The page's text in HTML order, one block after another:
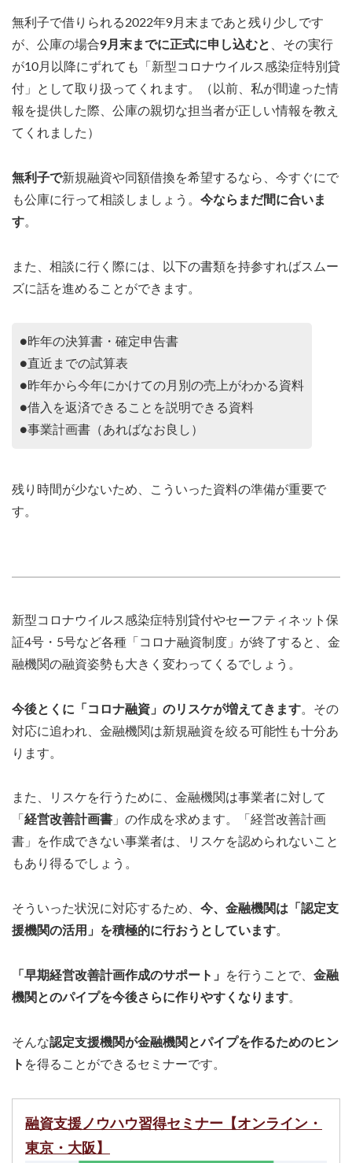
無利子で借りられる2022年9月末まであと残り少しです
が、公庫の場合9月末までに正式に申し込むと 、その実行
が10月以降にずれても「新型コロナウイルス感染症特別貸
付」として取り扱ってくれます。（以前、私が間違った情
報を提供した際、公庫の親切な担当者が正しい情報を教え
てくれました）
無利子で新規融資や同額借換を希望するなら、今すぐにで
も公庫に行って相談しましょう。 今ならまだ間に合いま
す。
また、相談に行く際には、以下の書類を持参すればスムー
ズに話を進めることができます。
●昨年の決算書・確定申告書
●直近までの試算表
●昨年から今年にかけての月別の売上がわかる資料
●借入を返済できることを説明できる資料
●事業計画書（あればなお良し）
残り時間が少ないため、こういった資料の準備が重要で
す。
新型コロナウイルス感染症特別貸付やセーフティネット保
証4号・5号など各種「コロナ融資制度」が終了すると、金
融機関の融資姿勢も大きく変わってくるでしょう。
今後とくに「コロナ融資」のリスケが増えてきます。その
対応に追われ、金融機関は新規融資を絞る可能性も十分あ
ります。
また、リスケを行うために、金融機関は事業者に対して
「 経営改善計画書 」の作成を求めます。「経営改善計画
書」を作成できない事業者は、リスケを認められないこと
もあり得るでしょう。
そういった状況に対応するため、 今、金融機関は「認定支
援機関の活用」を積極的に行おうとしています。
「早期経営改善計画作成のサポート」 を行うことで、 金融
機関とのパイプを今後さらに作りやすくなります。
そんな認定支援機関が金融機関とパイプを作るためのヒン
ト を得ることができるセミナーです。
融資支援ノウハウ習得セミナー【オンライン・
東京・大阪】